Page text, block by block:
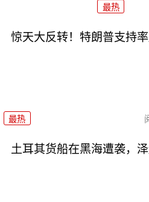
最热
惊天大反转！特朗普支持
最热
土耳其货船在黑海遭袭，